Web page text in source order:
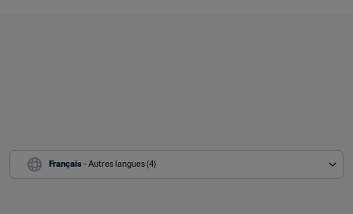
Français - Autres langues (4)